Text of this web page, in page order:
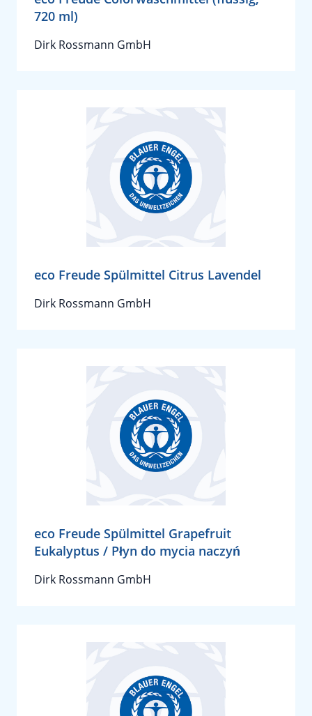
720 ml)
Dirk Rossmann GmbH
eco Freude Spülmittel Citrus Lavendel
Dirk Rossmann GmbH
eco Freude Spülmittel Grapefruit
Eukalyptus / Płyn do mycia naczyń
Dirk Rossmann GmbH